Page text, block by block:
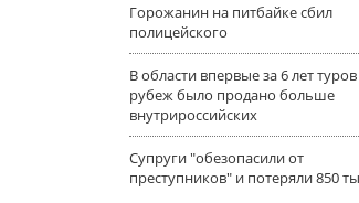
Горожанин на питбайке сбил
полицейского
В области впервые за 6 лет туров
рубеж было продано больше
внутрироссийских
Супруги "обезопасили от
преступников" и потеряли 850